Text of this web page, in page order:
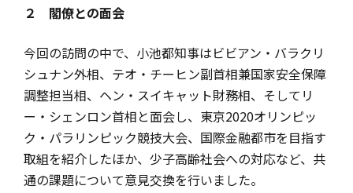
２ 閣僚との面会
今回の訪問の中で、小池都知事はビビアン・バラクリ
シュナン外相、テオ・チーヒン副首相兼国家安全保障
調整担当相、ヘン・スイキャット財務相、そしてリ
ー・シェンロン首相と面会し、東京2020オリンピッ
ク・パラリンピック競技大会、国際金融都市を目指す
取組を紹介したほか、少子高齢社会への対応など、共
通の課題について意見交換を行いました。